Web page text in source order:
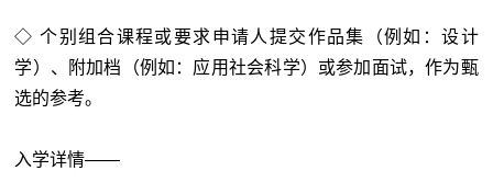
◇ 个别组合课程或要求申请人提交作品集（例如：设计
学）、附加档（例如：应用社会科学）或参加面试，作为甄
选的参考。
入学详情——